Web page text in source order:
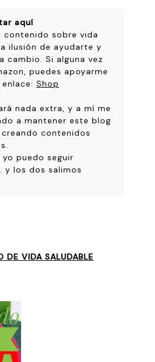
aquí
contenido sobre vida
ilusión de ayudarte y
cambio. Si alguna vez
puedes apoyarme
Shop
nada extra, y a mí me
a mantener este blog
contenidos
puedo seguir
y los dos salimos
VIDA SALUDABLE